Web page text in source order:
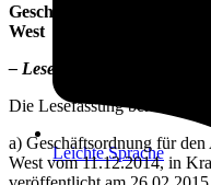
Leichte Sprache
Geschäftsordnung für den
West
– Lesefassung –
Die Lesefassung
a) Geschäftsordnung für
West vom 11.12.2014, in